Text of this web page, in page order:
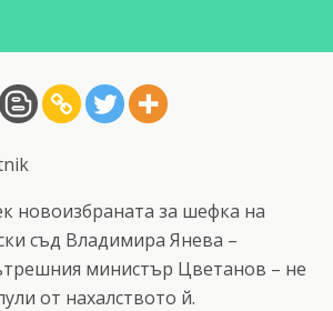
новоизбраната за шефка на
съд Владимира Янева –
министър Цветанов – не
от нахалството й.